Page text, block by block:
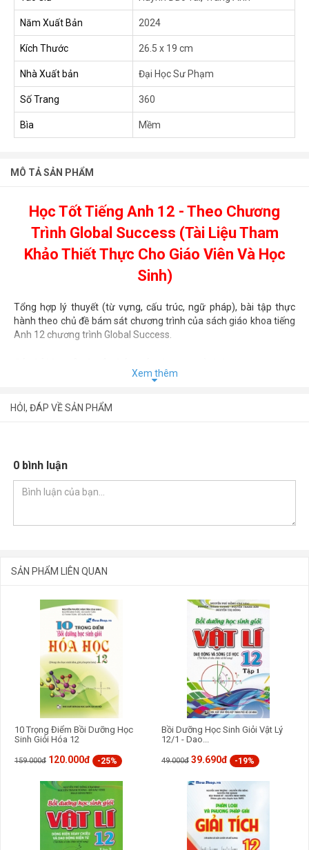
Năm Xuất Bản 2024
Kích Thước 26.5 x 19 cm
Nhà Xuất bản Đại Học Sư Phạm
Số Trang 360
Bìa Mềm
MÔ TẢ SẢN PHẨM
Học Tốt Tiếng Anh 12 - Theo Chương
Trình Global Success (Tài Liệu Tham
Khảo Thiết Thực Cho Giáo Viên Và Học
Sinh)
Tổng hợp lý thuyết (từ vựng, cấu trúc, ngữ pháp), bài tập thực
hành theo chủ đề bám sát chương trình của sách giáo khoa tiếng
Anh 12 chương trình Global Success.
Xem thêm
HỎI, ĐÁP VỀ SẢN PHẨM
0 bình luận
GỬI BÌNH LUẬN
SẢN PHẨM LIÊN QUAN
10 Trọng Điểm Bồi Dưỡng Học
Sinh Giỏi Hóa 12
159.000đ 120.000đ -25%
Bồi Dưỡng Học Sinh Giỏi Vật Lý
12/1 - Dao...
49.000đ 39.690đ -19%